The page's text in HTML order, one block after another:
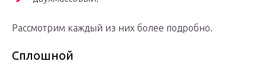
Рассмотрим каждый из них более подробно.
Сплошной